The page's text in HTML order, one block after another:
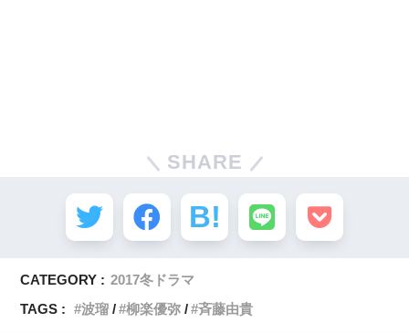
SHARE
CATEGORY : 2017冬ドラマ
TAGS :
波瑠 柳楽優弥 斉藤由貴